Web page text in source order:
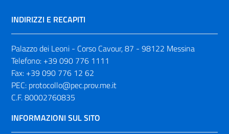
INDIRIZZI E RECAPITI
Palazzo dei Leoni - Corso Cavour, 87 - 98122 Messina
Telefono: +39 090 776 1111
Fax: +39 090 776 12 62
PEC: protocollo@pec.prov.me.it
C.F. 80002760835
INFORMAZIONI SUL SITO